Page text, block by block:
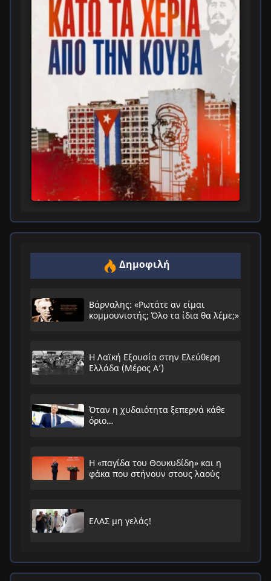
Δημοφιλή
Βάρναλης: «Ρωτάτε αν είμαι
κομμουνιστής; Όλο τα ίδια θα λέμε;»
Η Λαϊκή Εξουσία στην Ελεύθερη
Ελλάδα (Μέρος Α’)
Όταν η χυδαιότητα ξεπερνά κάθε
όριο…
Η «παγίδα του Θουκυδίδη» και η
φάκα που στήνουν στους λαούς
ΕΛΑΣ μη γελάς!